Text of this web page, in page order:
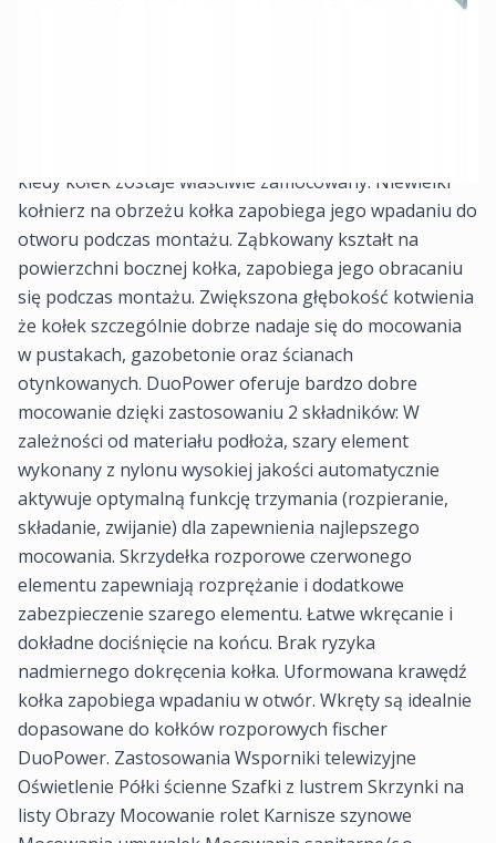
kiedy kołek zostaje właściwie zamocowany. Niewielki
kołnierz na obrzeżu kołka zapobiega jego wpadaniu do
otworu podczas montażu. Ząbkowany kształt na
powierzchni bocznej kołka, zapobiega jego obracaniu
się podczas montażu. Zwiększona głębokość kotwienia
że kołek szczególnie dobrze nadaje się do mocowania
w pustakach, gazobetonie oraz ścianach
otynkowanych. DuoPower oferuje bardzo dobre
mocowanie dzięki zastosowaniu 2 składników: W
zależności od materiału podłoża, szary element
wykonany z nylonu wysokiej jakości automatycznie
aktywuje optymalną funkcję trzymania (rozpieranie,
składanie, zwijanie) dla zapewnienia najlepszego
mocowania. Skrzydełka rozporowe czerwonego
elementu zapewniają rozprężanie i dodatkowe
zabezpieczenie szarego elementu. Łatwe wkręcanie i
dokładne dociśnięcie na końcu. Brak ryzyka
nadmiernego dokręcenia kołka. Uformowana krawędź
kołka zapobiega wpadaniu w otwór. Wkręty są idealnie
dopasowane do kołków rozporowych fischer
DuoPower. Zastosowania Wsporniki telewizyjne
Oświetlenie Półki ścienne Szafki z lustrem Skrzynki na
listy Obrazy Mocowanie rolet Karnisze szynowe